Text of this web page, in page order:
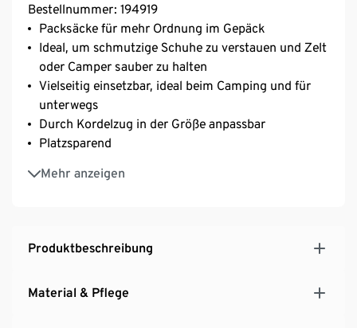
Bestellnummer: 194919
Packsäcke für mehr Ordnung im Gepäck
Ideal, um schmutzige Schuhe zu verstauen und Zelt
oder Camper sauber zu halten
Vielseitig einsetzbar, ideal beim Camping und für
unterwegs
Durch Kordelzug in der Größe anpassbar
Platzsparend
Mehr anzeigen
Wasserabweisend durch umweltschonende
ecorepel®-Imprägnierung
Produktbeschreibung
Material & Pflege